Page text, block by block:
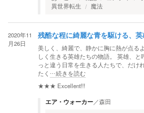
異世界転生
魔法
2020年11
月26日
残酷な程に綺麗な青を駆ける、英
美しく、綺麗で、静かに胸に熱が点る
しく生きる英雄たちの物語。 英雄、と
っと違う日常を生きる人たちで、だけ
たく …続きを読む
★★★ Excellent!!!
エア・ウォーカー／森田